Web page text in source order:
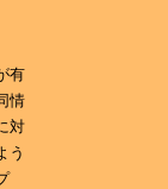
有
情
対
う